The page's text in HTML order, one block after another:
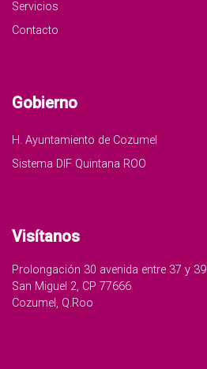
Servicios
Contacto
Gobierno
H. Ayuntamiento de Cozumel
Sistema DIF Quintana ROO
Visítanos
Prolongación 30 avenida entre 37 y 39
San Miguel 2, CP 77666
Cozumel, Q.Roo